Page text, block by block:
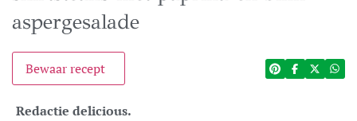
aspergesalade
Bewaar recept
Redactie delicious.